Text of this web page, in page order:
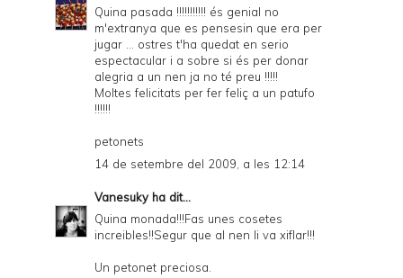
Quina pasada !!!!!!!!!!! és genial no
m'extranya que es pensesin que era per
jugar ... ostres t'ha quedat en serio
espectacular i a sobre si és per donar
alegria a un nen ja no té preu !!!!!
Moltes felicitats per fer feliç a un patufo
!!!!!!
petonets
14 de setembre del 2009, a les 12:14
Vanesukyha dit...
Quina monada!!!Fas unes cosetes
increibles!!Segur que al nen li va xiflar!!!
Un petonet preciosa.